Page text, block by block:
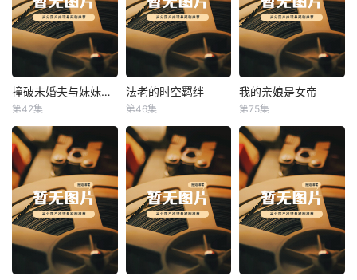
撞破未婚夫与妹妹打野战 撞破未婚夫与妹妹打野战
第42集
法老的时空羁绊
法老的时空羁绊
第46集
我的亲娘是女帝
我的亲娘是女帝
第75集